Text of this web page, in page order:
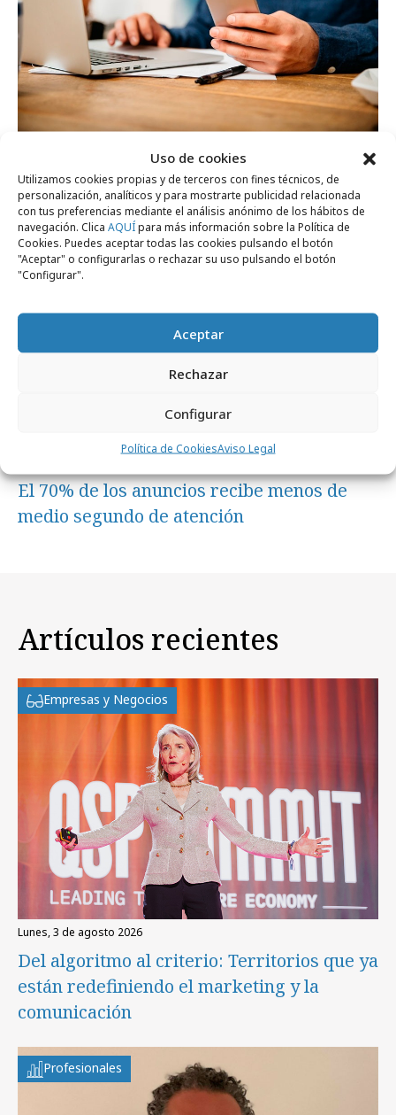
Uso de cookies
Utilizamos cookies propias y de terceros con fines técnicos, de
personalización, analíticos y para mostrarte publicidad relacionada
con tus preferencias mediante el análisis anónimo de los hábitos de
navegación. Clica AQUÍpara más información sobre la Política de
Cookies. Puedes aceptar todas las cookies pulsando el botón
"Aceptar" o configurarlas o rechazar su uso pulsando el botón
"Configurar".
Aceptar
Rechazar
Configurar
Política de CookiesAviso Legal
El 74% de los compradores móviles busca
productos diariamente
Formación y estudios
El 70% de los anuncios recibe menos de
medio segundo de atención
Artículos recientes
Empresas y Negocios
lunes, 3 de agosto 2026
Del algoritmo al criterio: Territorios que ya
están redefiniendo el marketing y la
comunicación
Profesionales